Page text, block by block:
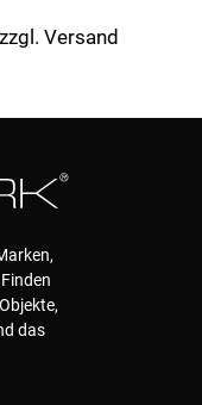
Versand
das